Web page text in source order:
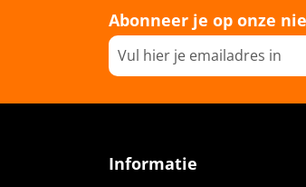
Abonneer je op onze
Informatie